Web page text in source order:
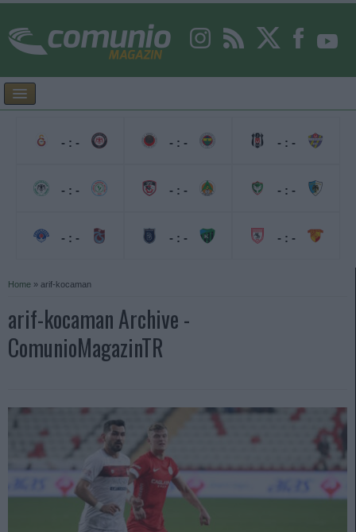
- : -
- : -
- : -
- : -
- : -
- : -
- : -
- : -
- : -
Home » arif-kocaman
arif-kocaman Archive -
ComunioMagazinTR